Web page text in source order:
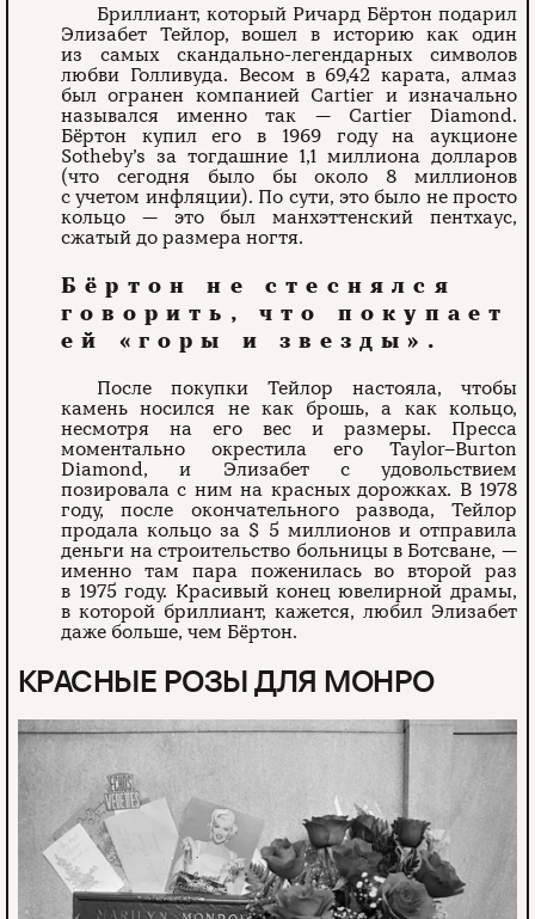
Бриллиант, который Ричард Бёртон подарил
Элизабет Тейлор, вошел в историю как один
из самых скандально-легендарных символов
любви Голливуда. Весом в 69,42 карата, алмаз
был огранен компанией Cartier и изначально
назывался именно так — Cartier Diamond.
Бёртон купил его в 1969 году на аукционе
Sotheby’s за тогдашние 1,1 миллиона долларов
(что сегодня было бы около 8 миллионов
с учетом инфляции). По сути, это было не просто
кольцо — это был манхэттенский пентхаус,
сжатый до размера ногтя.
Бёртон не стеснялся
говорить, что покупает
ей «горы и звезды».
После покупки Тейлор настояла, чтобы
камень носился не как брошь, а как кольцо,
несмотря на его вес и размеры. Пресса
моментально окрестила его Taylor–Burton
Diamond, и Элизабет с удовольствием
позировала с ним на красных дорожках. В 1978
году, после окончательного развода, Тейлор
продала кольцо за $ 5 миллионов и отправила
деньги на строительство больницы в Ботсване, —
именно там пара поженилась во второй раз
в 1975 году. Красивый конец ювелирной драмы,
в которой бриллиант, кажется, любил Элизабет
даже больше, чем Бёртон.
КРАСНЫЕ РОЗЫ ДЛЯ МОНРО